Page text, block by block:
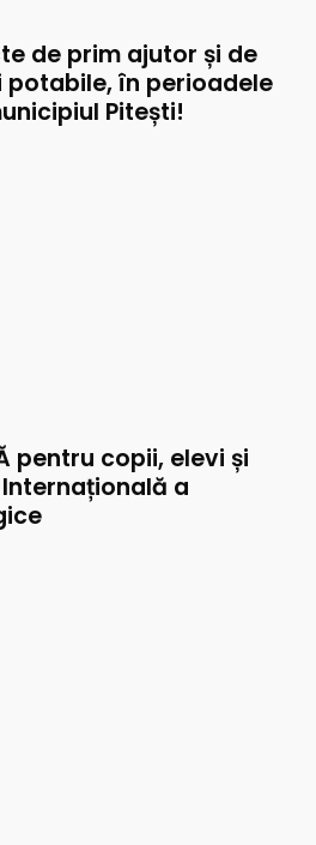
de prim ajutor și de
în perioadele
Pitești!
pentru copii, elevi și
a